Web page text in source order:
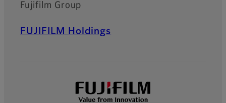
Fujifilm Group
FUJIFILM Holdings